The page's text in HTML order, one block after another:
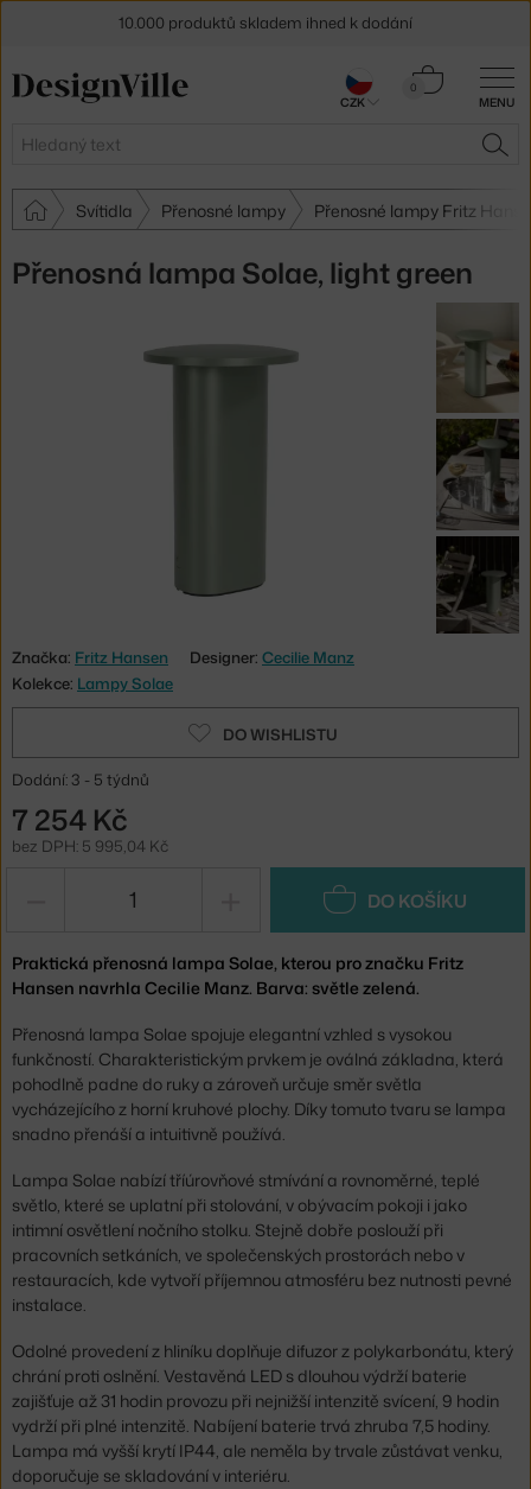
MENU
Hledat
0
Košík
Svítidla Přenosné lampy Přenosné lampy Fritz
Přenosná lampa Solae, light green
Značka: Fritz Hansen Designer: Cecilie Manz
Kolekce: Lampy Solae
DO WISHLISTU
Dodání: 3 - 5 týdnů
7 254 Kč
bez DPH: 5 995,04 Kč
DO KOŠÍKU
Praktická přenosná lampa Solae, kterou pro značku Fritz
Hansen navrhla Cecilie Manz. Barva: světle zelená.
Přenosná lampa Solae spojuje elegantní vzhled s vysokou
funkčností. Charakteristickým prvkem je oválná základna, která
pohodlně padne do ruky a zároveň určuje směr světla
vycházejícího z horní kruhové plochy. Díky tomuto tvaru se lampa
snadno přenáší a intuitivně používá.
Lampa Solae nabízí tříúrovňové stmívání a rovnoměrné, teplé
světlo, které se uplatní při stolování, v obývacím pokoji i jako
intimní osvětlení nočního stolku. Stejně dobře poslouží při
pracovních setkáních, ve společenských prostorách nebo v
restauracích, kde vytvoří příjemnou atmosféru bez nutnosti pevné
instalace.
Odolné provedení z hliníku doplňuje difuzor z polykarbonátu, který
chrání proti oslnění. Vestavěná LED s dlouhou výdrží baterie
zajišťuje až 31 hodin provozu při nejnižší intenzitě svícení, 9 hodin
vydrží při plné intenzitě. Nabíjení baterie trvá zhruba 7,5 hodiny.
Lampa má vyšší krytí IP44, ale neměla by trvale zůstávat venku,
doporučuje se skladování v interiéru.
10.000 produktů skladem ihned k dodání
Sleva 5 % pro odběratele
CZK